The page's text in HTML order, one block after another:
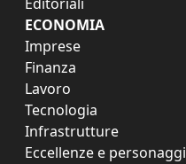
ECONOMIA
Imprese
Finanza
Lavoro
Tecnologia
Infrastrutture
Eccellenze e personaggi